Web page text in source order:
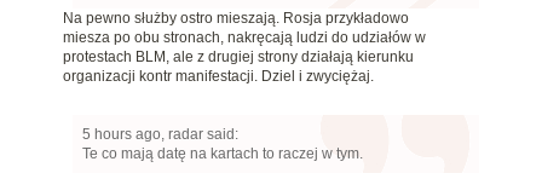
Na pewno służby ostro mieszają. Rosja przykładowo
miesza po obu stronach, nakręcają ludzi do udziałów w
protestach BLM, ale z drugiej strony działają kierunku
organizacji kontr manifestacji. Dziel i zwyciężaj.
5 hours ago, radar said:
Te co mają datę na kartach to raczej w tym.